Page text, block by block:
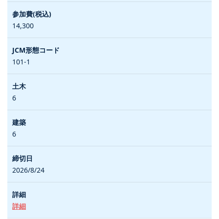
14,300
101-1
6
6
2026/8/24
詳細